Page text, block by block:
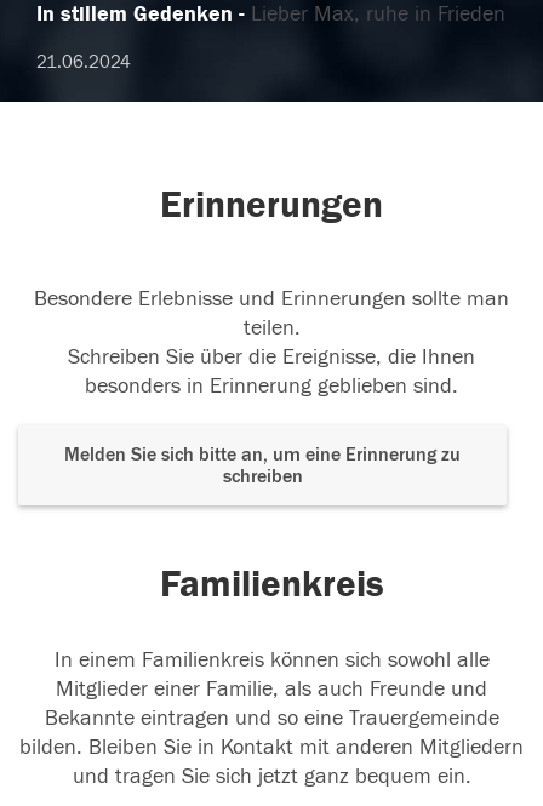
In stillem Gedenken Lieber Max, ruhe in Frieden
21.06.2024
Erinnerungen
Besondere Erlebnisse und Erinnerungen sollte man
teilen.
Schreiben Sie über die Ereignisse, die Ihnen
besonders in Erinnerung geblieben sind.
Melden Sie sich bitte an, um eine Erinnerung zu
schreiben
Familienkreis
In einem Familienkreis können sich sowohl alle
Mitglieder einer Familie, als auch Freunde und
Bekannte eintragen und so eine Trauergemeinde
bilden. Bleiben Sie in Kontakt mit anderen Mitgliedern
und tragen Sie sich jetzt ganz bequem ein.